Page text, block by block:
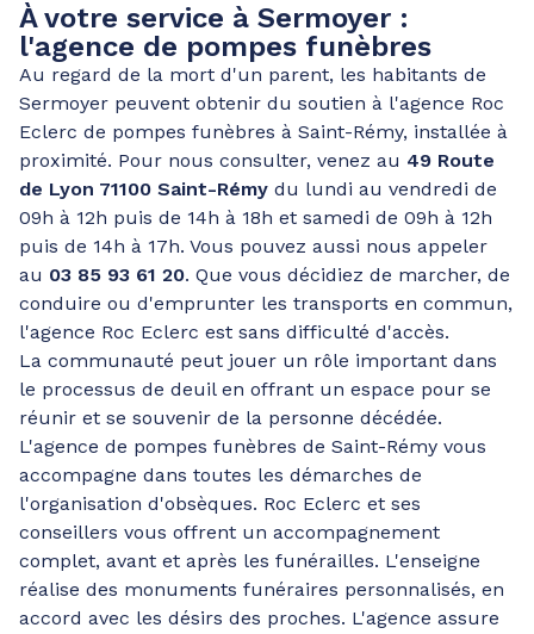
À votre service à Sermoyer :
l'agence de pompes funèbres
Au regard de la mort d'un parent, les habitants de
Sermoyer peuvent obtenir du soutien à l'agence Roc
Eclerc de pompes funèbres à Saint-Rémy, installée à
proximité. Pour nous consulter, venez au 49 Route
de Lyon 71100 Saint-Rémy du lundi au vendredi de
09h à 12h puis de 14h à 18h et samedi de 09h à 12h
puis de 14h à 17h. Vous pouvez aussi nous appeler
au 03 85 93 61 20. Que vous décidiez de marcher, de
conduire ou d'emprunter les transports en commun,
l'agence Roc Eclerc est sans difficulté d'accès.
La communauté peut jouer un rôle important dans
le processus de deuil en offrant un espace pour se
réunir et se souvenir de la personne décédée.
L'agence de pompes funèbres de Saint-Rémy vous
accompagne dans toutes les démarches de
l'organisation d'obsèques. Roc Eclerc et ses
conseillers vous offrent un accompagnement
complet, avant et après les funérailles. L'enseigne
réalise des monuments funéraires personnalisés, en
accord avec les désirs des proches. L'agence assure